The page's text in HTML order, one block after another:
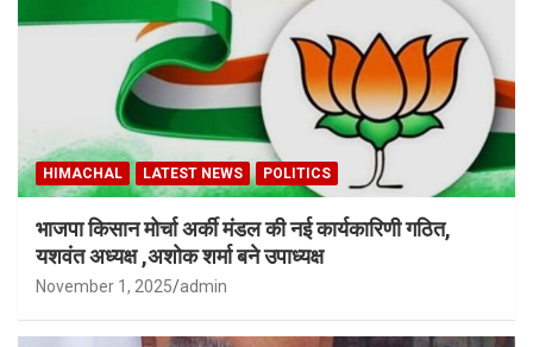
HIMACHAL LATEST NEWS POLITICS
भाजपा किसान मोर्चा अर्की मंडल की नई कार्यकारिणी गठित,
यशवंत अध्यक्ष ,अशोक शर्मा बने उपाध्यक्ष
November 1, 2025 admin